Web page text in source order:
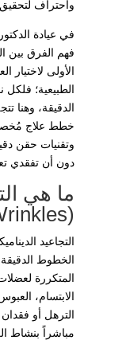
واحتراف
في عيادة
فهم الفرق بين
الأولى لاختيار
الطبيعية؛ فلكل
الدقيقة، وهنا
خطط علاج
وتقنيات حقن
دون أن تفقدي
ما هي
(Dynamic Wrinkles)؟
التجاعيد
الخطوط
المتكررة
الابتسام،
الترهل أو
مباشراً بنشاط